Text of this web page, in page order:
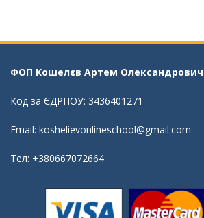
ФОП Кошелєв Aртем Олександрович
Код за ЄДРПОУ: 3436401271
Email: koshelievonlineschool@gmail.com
Тел: +380667072664